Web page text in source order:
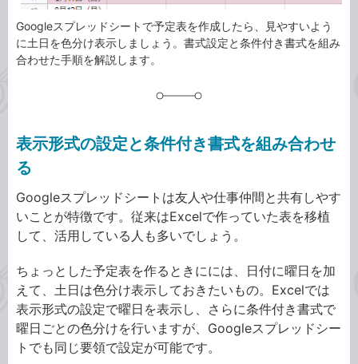
Googleスプレッドシートで予定表を作成したら、見やすいよう
に土日を色分け表示しましょう。書式設定と条件付き書式を組み
合わせた手順を解説します。
表示形式の設定と条件付き書式を組み合わせ
る
Googleスプレッドシートは友人や仕事仲間と共有しやす
いことが特徴です。従来はExcelで作っていた表を移植
して、活用している人も多いでしょう。
ちょっとした予定表を作るときにには、日付に曜日を加
えて、土日は色分け表示しておきたいもの。Excelでは
表示形式の設定で曜日を表示し、さらに条件付き書式で
曜日ごとの色分けを行いますが、Googleスプレッドシー
トでも同じ要領で設定が可能です。